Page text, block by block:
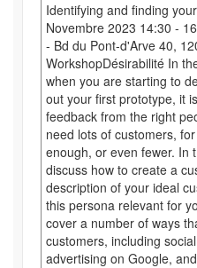
Identifying and finding
Novembre 2023 14:30 -
- Bd du Pont-d'Arve 40,
WorkshopDésirabilité In
when you are starting to
out your first prototype, it
feedback from the right
need lots of customers,
enough, or even fewer. In
discuss how to create a
description of your ideal
this persona relevant for
cover a number of ways
customers, including
advertising on Google,